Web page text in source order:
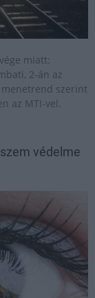
miatt:
2-án az
szerint
az MTI-vel.
védelme